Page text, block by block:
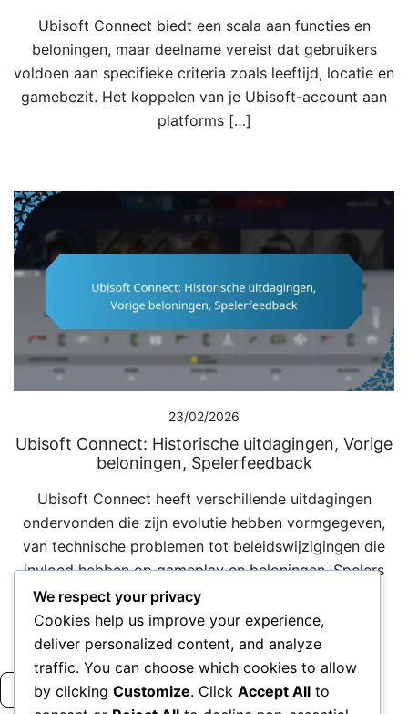
Ubisoft Connect biedt een scala aan functies en
beloningen, maar deelname vereist dat gebruikers
voldoen aan specifieke criteria zoals leeftijd, locatie en
gamebezit. Het koppelen van je Ubisoft-account aan
platforms […]
23/02/2026
Ubisoft Connect: Historische uitdagingen, Vorige
beloningen, Spelerfeedback
Ubisoft Connect heeft verschillende uitdagingen
ondervonden die zijn evolutie hebben vormgegeven,
van technische problemen tot beleidswijzigingen die
invloed hebben op gameplay en beloningen. Spelers
hebben genoten van een scala aan […]
Read more
We respect your privacy
Cookies help us improve your experience,
deliver personalized content, and analyze
traffic. You can choose which cookies to allow
by clicking Customize. Click Accept All to